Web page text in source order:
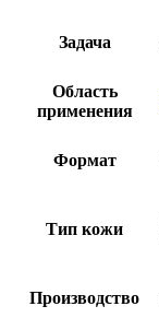
Задача
Область
применения
Формат
Тип кожи
Производство